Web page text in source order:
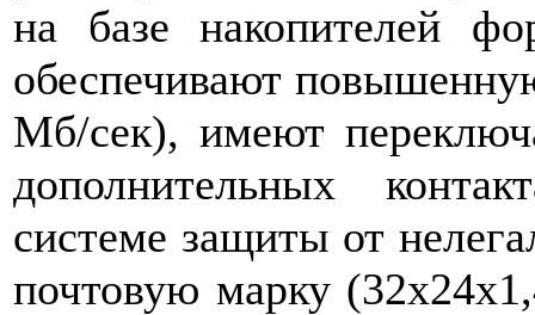
на базе накопителей
обеспечивают
Мб/сек), имеют
дополнительных
системе защиты от
почтовую марку